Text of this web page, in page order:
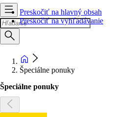
Preskočiť na hlavný obsah
Preskočiť na vyhľadávanie
Špeciálne ponuky
Špeciálne ponuky